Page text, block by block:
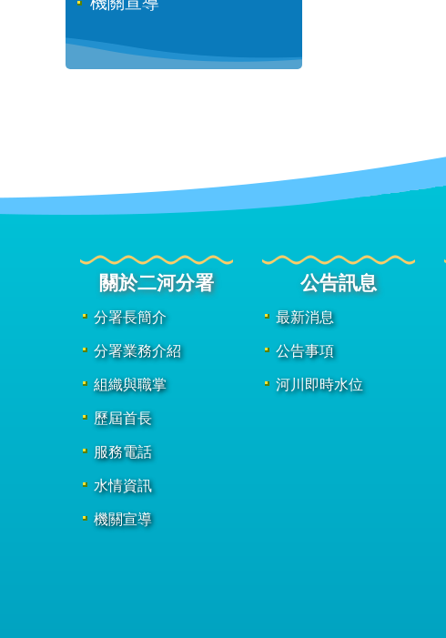
關於二河分署
分署長簡介
分署業務介紹
組織與職掌
歷屆首長
服務電話
水情資訊
機關宣導
公告訊息
最新消息
公告事項
河川即時水位